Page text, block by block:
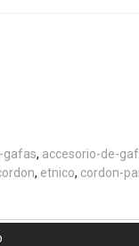
gafas accesorio-de-
etnico cordon-